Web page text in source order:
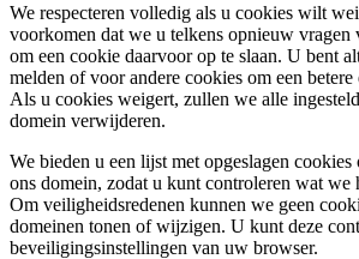
We respecteren volledig als u cookies wilt
voorkomen dat we u telkens opnieuw vragen
om een cookie daarvoor op te slaan. U bent
melden of voor andere cookies om een
Als u cookies weigert, zullen we alle
domein verwijderen.
We bieden u een lijst met opgeslagen
ons domein, zodat u kunt controleren wat we
Om veiligheidsredenen kunnen we geen
domeinen tonen of wijzigen. U kunt deze
beveiligingsinstellingen van uw browser.